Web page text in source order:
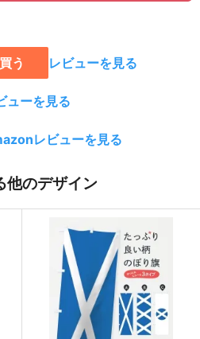
15776
21960
22825
23686
24543
25396
う レビューを見る
ューを見る
レビューを見る
他のデザイン